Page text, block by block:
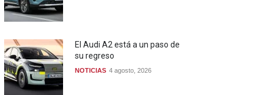
El Audi A2 está a un paso de
su regreso
NOTICIAS 4 agosto, 2026